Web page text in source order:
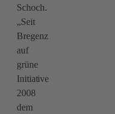
Schoch.
„Seit
Bregenz
auf
grüne
Initiative
2008
dem